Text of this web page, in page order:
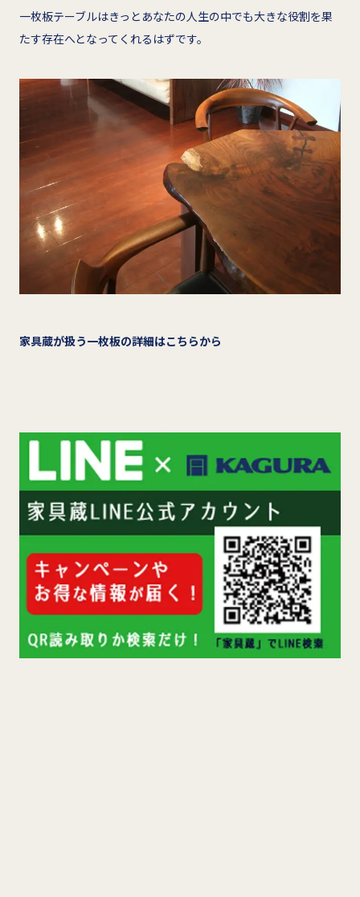
一枚板テーブルはきっとあなたの人生の中でも大きな役割を果
たす存在へとなってくれるはずです。
家具蔵が扱う一枚板の詳細はこちらから